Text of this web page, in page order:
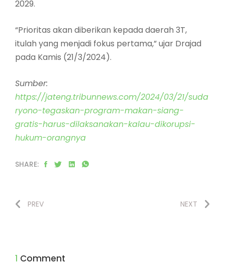
2029.
“Prioritas akan diberikan kepada daerah 3T,
itulah yang menjadi fokus pertama,” ujar Drajad
pada Kamis (21/3/2024).
Sumber:
https://jateng.tribunnews.com/2024/03/21/suda
ryono-tegaskan-program-makan-siang-
gratis-harus-dilaksanakan-kalau-dikorupsi-
hukum-orangnya
SHARE:
PREV NEXT
1 Comment